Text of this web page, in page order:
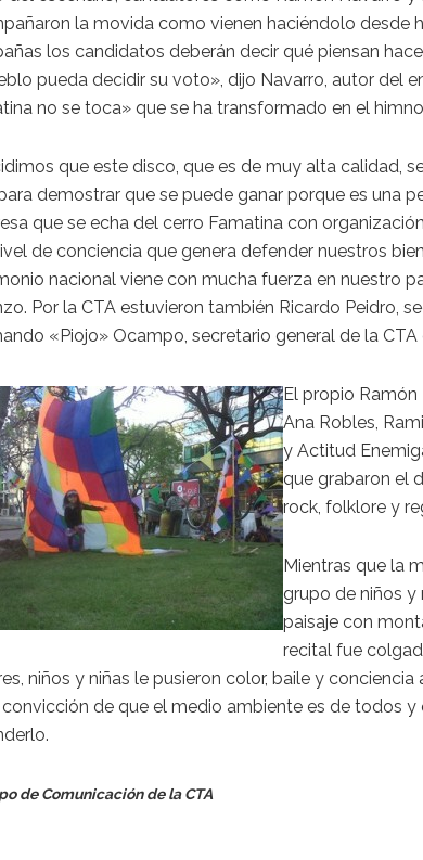
la movida como vienen haciéndolo desde
los candidatos deberán decir qué piensan
pueda decidir su voto», dijo Navarro, autor del
no se toca» que se ha transformado en el
que este disco, que es de muy alta calidad,
demostrar que se puede ganar porque es una
que se echa del cerro Famatina con
de conciencia que genera defender nuestros
nacional viene con mucha fuerza en nuestro
Por la CTA estuvieron también Ricardo Peidro,
«Piojo» Ocampo, secretario general de la CTA
El propio Ramón
Ana Robles,
y Actitud
que grabaron el
rock, folklore y
Mientras que la
grupo de niños y
paisaje con
recital fue
niños y niñas le pusieron color, baile y
de que el medio ambiente es de todos
de Comunicación de la CTA